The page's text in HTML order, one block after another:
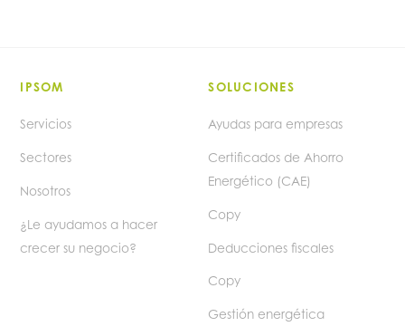
IPSOM
Servicios
Sectores
Nosotros
¿Le ayudamos a hacer
crecer su negocio?
SOLUCIONES
Ayudas para empresas
Certificados de Ahorro
Energético (CAE)
Copy
Deducciones fiscales
Copy
Gestión energética